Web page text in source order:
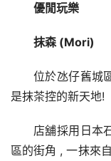
優閒玩樂
抹森 (Mori)
位於氹仔舊城
是抹茶控的新天地!
店舖採用日本
區的街角 , 一抹來